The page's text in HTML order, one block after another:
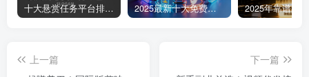
十大悬赏任务平台排行榜（全网最好的悬赏任务平台） 2025最新十大免费网站推广入口大全，推广网站与APP不容错过！
上一篇
下一篇